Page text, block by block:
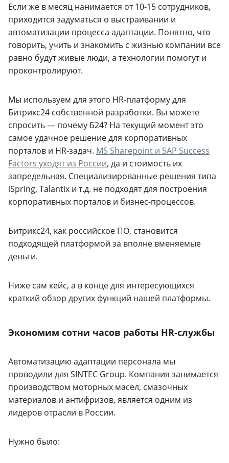
Если же в месяц нанимается от 10-15 сотрудников,
приходится задуматься о выстраивании и
автоматизации процесса адаптации. Понятно, что
говорить, учить и знакомить с жизнью компании все
равно будут живые люди, а технологии помогут и
проконтролируют.
Мы используем для этого HR-платформу для
Битрикс24 собственной разработки. Вы можете
спросить — почему Б24? На текущий момент это
самое удачное решение для корпоративных
порталов и HR-задач. MS Sharepoint и SAP Success
Factors уходят из России, да и стоимость их
запредельная. Специализированные решения типа
iSpring, Talantix и т.д. не подходят для построения
корпоративных порталов и бизнес-процессов.
Битрикс24, как российское ПО, становится
подходящей платформой за вполне вменяемые
деньги.
Ниже сам кейс, а в конце для интересующихся
краткий обзор других функций нашей платформы.
Экономим сотни часов работы HR-службы
Автоматизацию адаптации персонала мы
проводили для SINTEC Group. Компания занимается
производством моторных масел, смазочных
материалов и антифризов, является одним из
лидеров отрасли в России.
Нужно было: